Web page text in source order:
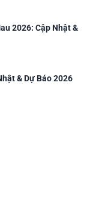
2026: Cập Nhật &
& Dự Báo 2026